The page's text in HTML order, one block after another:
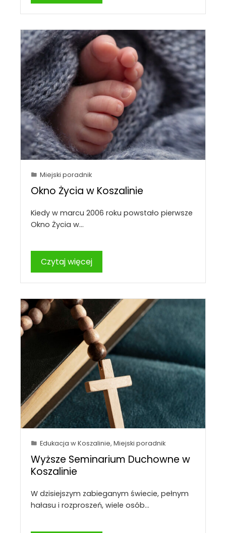
Miejski poradnik
Okno Życia w Koszalinie
Kiedy w marcu 2006 roku powstało pierwsze
Okno Życia w…
Czytaj więcej
Edukacja w Koszalinie, Miejski poradnik
Wyższe Seminarium Duchowne w
Koszalinie
W dzisiejszym zabieganym świecie, pełnym
hałasu i rozproszeń, wiele osób…